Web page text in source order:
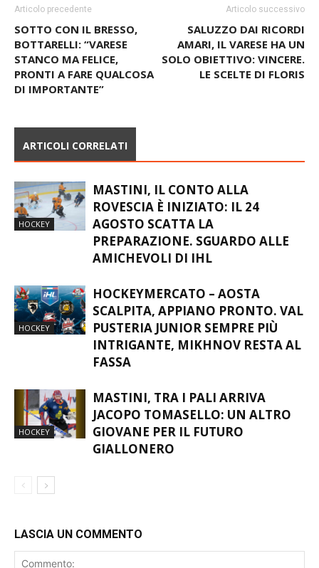
SOTTO CON IL BRESSO,
BOTTARELLI: “VARESE
STANCO MA FELICE,
PRONTI A FARE QUALCOSA
DI IMPORTANTE”
SALUZZO DAI RICORDI
AMARI, IL VARESE HA UN
SOLO OBIETTIVO: VINCERE.
LE SCELTE DI FLORIS
HOCKEY
ROVESCIA È INIZIATO: IL 24
AGOSTO SCATTA LA
PREPARAZIONE. SGUARDO ALLE
AMICHEVOLI DI IHL
HOCKEY
SCALPITA, APPIANO PRONTO. VAL
PUSTERIA JUNIOR SEMPRE PIÙ
INTRIGANTE, MIKHNOV RESTA AL
FASSA
HOCKEY
JACOPO TOMASELLO: UN ALTRO
GIOVANE PER IL FUTURO
GIALLONERO